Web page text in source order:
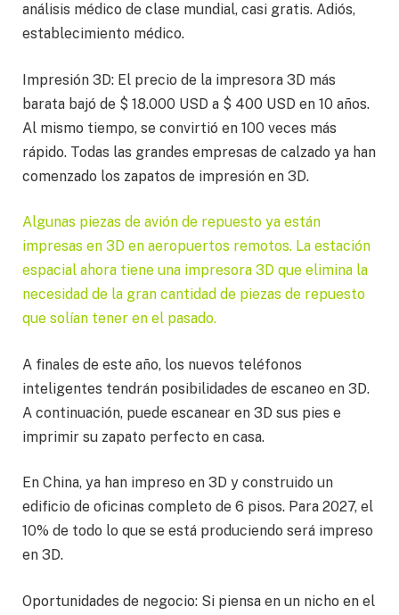
análisis médico de clase mundial, casi gratis. Adiós,
establecimiento médico.
Impresión 3D: El precio de la impresora 3D más
barata bajó de $ 18.000 USD a $ 400 USD en 10 años.
Al mismo tiempo, se convirtió en 100 veces más
rápido. Todas las grandes empresas de calzado ya han
comenzado los zapatos de impresión en 3D.
Algunas piezas de avión de repuesto ya están
impresas en 3D en aeropuertos remotos. La estación
espacial ahora tiene una impresora 3D que elimina la
necesidad de la gran cantidad de piezas de repuesto
que solían tener en el pasado.
A finales de este año, los nuevos teléfonos
inteligentes tendrán posibilidades de escaneo en 3D.
A continuación, puede escanear en 3D sus pies e
imprimir su zapato perfecto en casa.
En China, ya han impreso en 3D y construido un
edificio de oficinas completo de 6 pisos. Para 2027, el
10% de todo lo que se está produciendo será impreso
en 3D.
Oportunidades de negocio: Si piensa en un nicho en el